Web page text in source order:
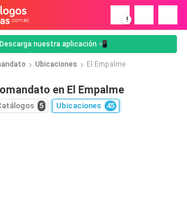
!
Descarga nuestra aplicación 📲
Ubicaciones El Empalme
en El Empalme
5 Ubicaciones 45